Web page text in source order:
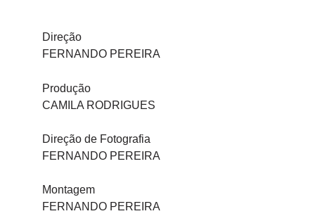
Direção
FERNANDO PEREIRA
Produção
CAMILA RODRIGUES
Direção de Fotografia
FERNANDO PEREIRA
Montagem
FERNANDO PEREIRA